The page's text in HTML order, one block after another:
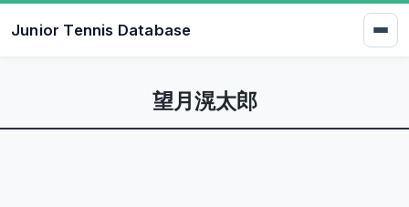
Junior Tennis Database
望月滉太郎